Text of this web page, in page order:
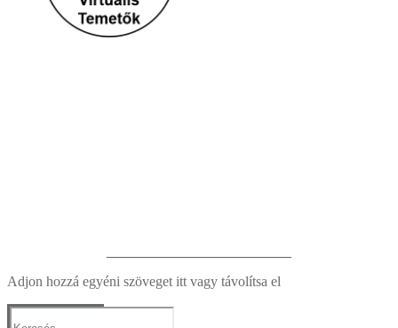
Adjon hozzá egyéni szöveget itt vagy távolítsa el
Keresése: